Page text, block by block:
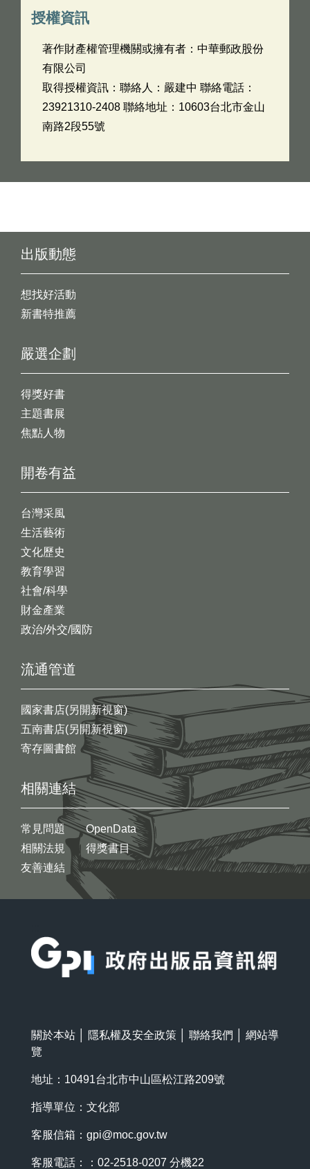
授權資訊
著作財產權管理機關或擁有者：中華郵政股份
有限公司
取得授權資訊：聯絡人：嚴建中 聯絡電話：
23921310-2408 聯絡地址：10603台北市金山
南路2段55號
出版動態
想找好活動
新書特推薦
開卷有益
台灣采風
生活藝術
文化歷史
教育學習
社會/科學
財金產業
政治/外交/國防
嚴選企劃
得獎好書
主題書展
焦點人物
流通管道
國家書店(另開新視窗)
五南書店(另開新視窗)
寄存圖書館
相關連結
常見問題
相關法規
友善連結
OpenData
得獎書目
關於本站 隱私權及安全政策 聯絡我們
網站導
覽
地址：10491台北市中山區松江路209號
指導單位：文化部
客服信箱： gpi@moc.gov.tw
客服電話：：02-2518-0207 分機22